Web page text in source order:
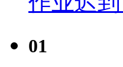
01